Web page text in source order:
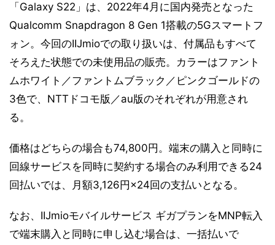
「Galaxy S22」は、2022年4月に国内発売となった
Qualcomm Snapdragon 8 Gen 1搭載の5Gスマートフ
ォン。今回のIIJmioでの取り扱いは、付属品もすべて
そろえた状態での未使用品の販売。カラーはファント
ムホワイト／ファントムブラック／ピンクゴールドの
3色で、NTTドコモ版／au版のそれぞれが用意され
る。
価格はどちらの場合も74,800円。端末の購入と同時に
回線サービスを同時に契約する場合のみ利用できる24
回払いでは、月額3,126円×24回の支払いとなる。
なお、IIJmioモバイルサービス ギガプランをMNP転入
で端末購入と同時に申し込む場合は、一括払いで